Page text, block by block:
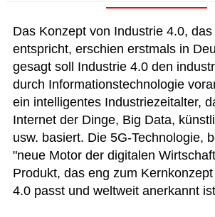
Das Konzept von Industrie 4.0,
entspricht, erschien erstmals in
gesagt soll Industrie 4.0 den
durch Informationstechnologie
ein intelligentes Industriezeitalter,
Internet der Dinge, Big Data,
usw. basiert. Die 5G-Technologie,
"neue Motor der digitalen
Produkt, das eng zum
4.0 passt und weltweit anerkannt